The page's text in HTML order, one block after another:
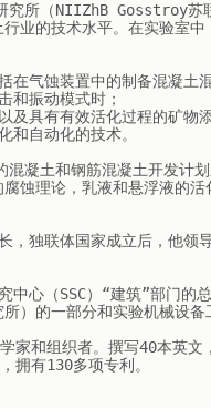
究所（NIIZhB Gosstroy苏
业的技术水平。在实验室
气蚀装置中的制备混凝土
和振动模式时；
及具有有效活化过程的矿物
和自动化的技术。
凝土和钢筋混凝土开发计
蚀理论，乳液和悬浮液的
独联体国家成立后，他领
心（SSC）“建筑”部门的
）的一部分和实验机械设备
和组织者。撰写40本英文
拥有130多项专利。